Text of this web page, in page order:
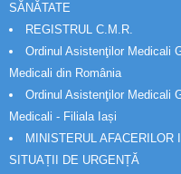
SĂNĂTATE
REGISTRUL C.M.R.
Ordinul Asistenţilor Medicali
Medicali din România
Ordinul Asistenţilor Medicali
Medicali - Filiala Iași
MINISTERUL AFACERILOR
SITUAȚII DE URGENȚĂ